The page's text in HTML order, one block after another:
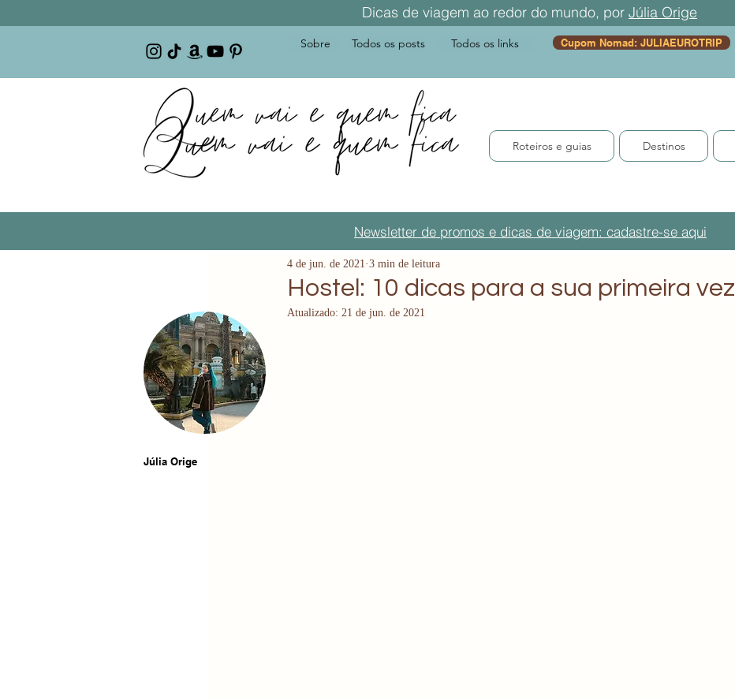
Dicas de viagem ao redor do mundo, por Júlia Orige
Sobre Todos os posts Todos os links Cupom Nomad: JULIAEUROTRIP
Roteiros e guias Destinos
Newsletter de promos e dicas de viagem: cadastre-se aqui
Hostel: 10 dicas para a sua primeira vez
4 de jun. de 2021 3 min de leitura
Atualizado: 21 de jun. de 2021
Júlia Orige